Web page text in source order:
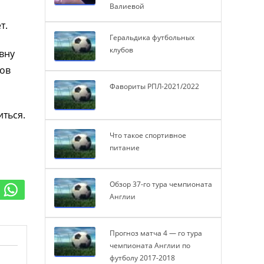
Валиевой
Геральдика футбольных
клубов
Фавориты РПЛ-2021/2022
Что такое спортивное
питание
Обзор 37-го тура чемпионата
Англии
Прогноз матча 4 — го тура
чемпионата Англии по
футболу 2017-2018